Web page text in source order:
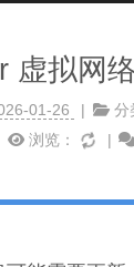
虚拟网
01-26 分
浏览：